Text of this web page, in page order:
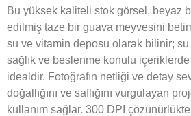
Bu yüksek kaliteli stok görsel, beyaz
edilmiş taze bir guava meyvesini
su ve vitamin deposu olarak bilinir; su
sağlık ve beslenme konulu
idealdir. Fotoğrafın netliği ve detay
doğallığını ve saflığını vurgulayan
kullanım sağlar. 300 DPI